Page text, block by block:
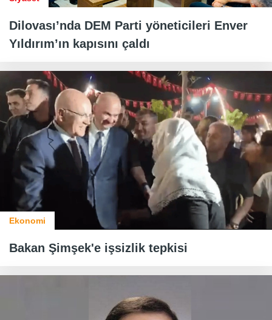
Dilovası’nda DEM Parti yöneticileri Enver
Yıldırım’ın kapısını çaldı
Ekonomi
Bakan Şimşek'e işsizlik tepkisi